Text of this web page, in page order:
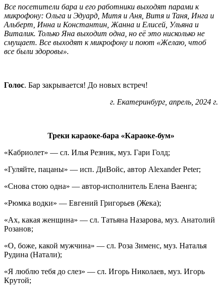
Все посетители бара и его работники выходят парами к
микрофону: Ольга и Эдуард, Митя и Аня, Витя и Таня, Инга и
Альберт, Инна и Константин, Жанна и Елисей, Ульяна и
Виталик. Только Яна выходит одна, но её это нисколько не
смущает. Все выходят к микрофону и поют «Желаю, чтоб
все были здоровы».
Голос. Бар закрывается! До новых встреч!
г. Екатеринбург, апрель, 2024 г.
Треки караоке-бара «Караоке-бум»
«Кабриолет» — сл. Илья Резник, муз. Гари Голд;
«Гуляйте, пацаны» — исп. ДиВойс, автор Alexander Peter;
«Снова стою одна» — автор-исполнитель Елена Ваенга;
«Рюмка водки» — Евгений Григорьев (Жека);
«Ах, какая женщина» — сл. Татьяна Назарова, муз. Анатолий
Розанов;
«О, боже, какой мужчина» — сл. Роза Зименс, муз. Наталья
Рудина (Натали);
«Я люблю тебя до слез» — сл. Игорь Николаев, муз. Игорь
Крутой;